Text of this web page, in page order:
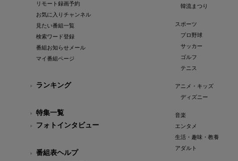
リモート録画予約
お気に入りチャンネル
見たい番組一覧
検索ワード登録
番組お知らせメール
マイ番組ページ
ランキング
特集一覧
フォトインタビュー
番組表ヘルプ
韓流まつり
スポーツ
プロ野球
サッカー
ゴルフ
テニス
アニメ・キッズ
ディズニー
音楽
エンタメ
生活・趣味・教養
アダルト